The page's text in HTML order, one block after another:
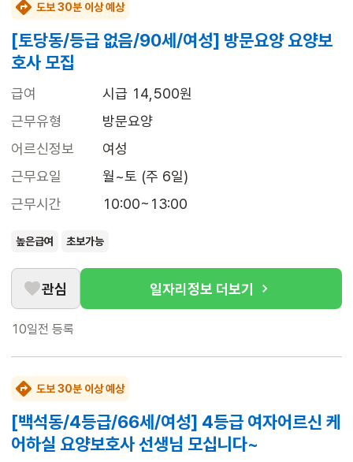
도보 30분 이상 예상
[토당동/등급 없음/90세/여성] 방문요양 요양보
호사 모집
급여
시급 14,500원
근무유형
방문요양
어르신정보
여성
근무요일
월~토 (주 6일)
근무시간
10:00~13:00
높은급여 초보가능
관심 일자리정보 더보기
10일전 등록
도보 30분 이상 예상
[백석동/4등급/66세/여성] 4등급 여자어르신 케
어하실 요양보호사 선생님 모십니다~